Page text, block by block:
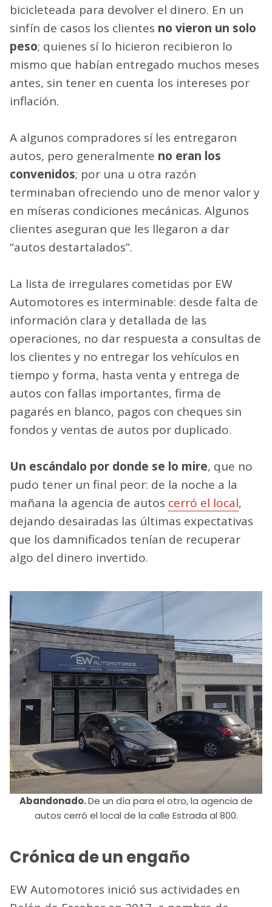
bicicleteada para devolver el dinero. En un
sinfín de casos los clientes no vieron un solo
peso; quienes sí lo hicieron recibieron lo
mismo que habían entregado muchos meses
antes, sin tener en cuenta los intereses por
inflación.
A algunos compradores sí les entregaron
autos, pero generalmente no eran los
convenidos; por una u otra razón
terminaban ofreciendo uno de menor valor y
en míseras condiciones mecánicas. Algunos
clientes aseguran que les llegaron a dar
“autos destartalados”.
La lista de irregulares cometidas por EW
Automotores es interminable: desde falta de
información clara y detallada de las
operaciones, no dar respuesta a consultas de
los clientes y no entregar los vehículos en
tiempo y forma, hasta venta y entrega de
autos con fallas importantes, firma de
pagarés en blanco, pagos con cheques sin
fondos y ventas de autos por duplicado.
Un escándalo por donde se lo mire, que no
pudo tener un final peor: de la noche a la
mañana la agencia de autos cerró el local,
dejando desairadas las últimas expectativas
que los damnificados tenían de recuperar
algo del dinero invertido.
Abandonado.De un día para el otro, la agencia de
autos cerró el local de la calle Estrada al 800.
Crónica de un engaño
EW Automotores inició sus actividades en